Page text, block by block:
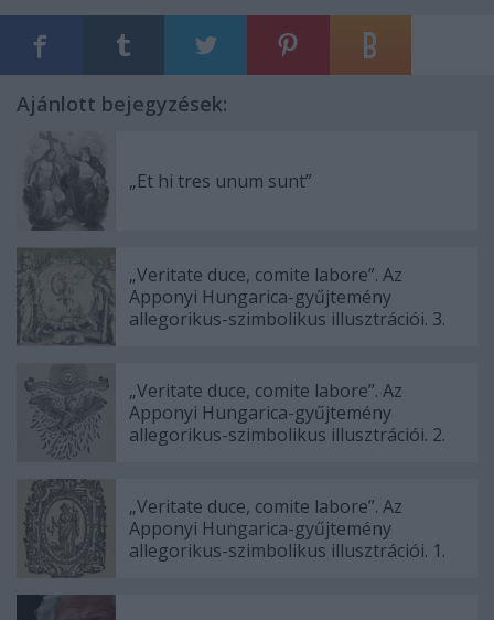
Ajánlott bejegyzések:
„Et hi tres unum sunt”
„Veritate duce, comite labore”. Az
Apponyi Hungarica-gyűjtemény
allegorikus-szimbolikus illusztrációi. 3.
„Veritate duce, comite labore”. Az
Apponyi Hungarica-gyűjtemény
allegorikus-szimbolikus illusztrációi. 2.
„Veritate duce, comite labore”. Az
Apponyi Hungarica-gyűjtemény
allegorikus-szimbolikus illusztrációi. 1.